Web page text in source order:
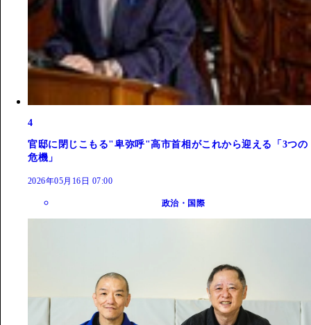
4
官邸に閉じこもる"卑弥呼"高市首相がこれから迎える「3つの
危機」
2026年05月16日 07:00
政治・国際